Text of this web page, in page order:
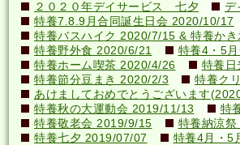
２０２０年デイサービス 七夕
デ
特養7.8.9月合同誕生日会 2020/10/17
特養バスハイク 2020/7/15 & 特養か
特養野外食 2020/6/21
特養4・5
特養ホーム喫茶 2020/4/26
特養
特養節分豆まき 2020/2/3
特養ク
あけましておめでとうございます
特養秋の大運動会 2019/11/13
特
特養敬老会 2019/9/15
特養納涼
特養七夕 2019/07/07
特養4月・